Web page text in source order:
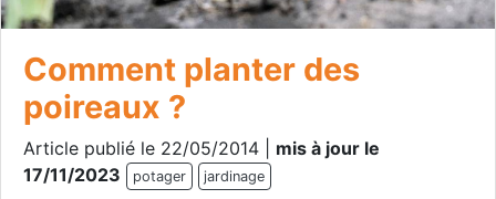
Comment planter des
poireaux ?
Article publié le 22/05/2014 | mis à jour le
17/11/2023
potager jardinage